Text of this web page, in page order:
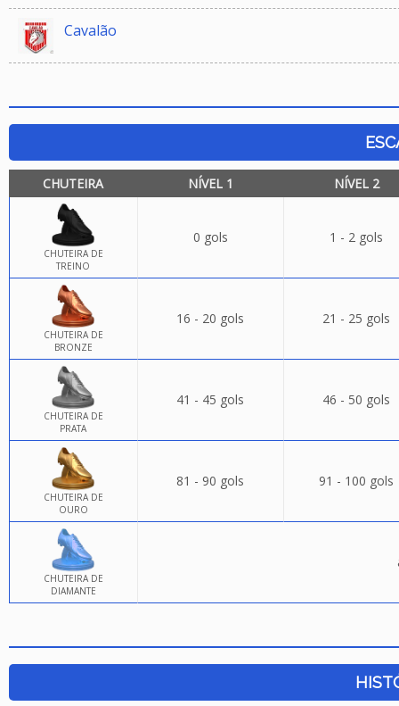
Cavalão
CHUTEIRA NÍVEL 1 NÍVEL 2
CHUTEIRA DE
TREINO
0 gols 1 - 2 gols
CHUTEIRA DE
BRONZE
16 - 20 gols 21 - 25 gols
CHUTEIRA DE
PRATA
41 - 45 gols 46 - 50 gols
CHUTEIRA DE
OURO
81 - 90 gols 91 - 100 gols
CHUTEIRA DE
DIAMANTE